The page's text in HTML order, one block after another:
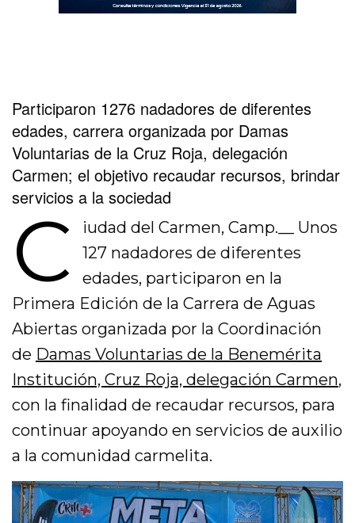
Participaron 1276 nadadores de diferentes
edades, carrera organizada por Damas
Voluntarias de la Cruz Roja, delegación
Carmen; el objetivo recaudar recursos, brindar
servicios a la sociedad
C
iudad del Carmen, Camp.__ Unos
127 nadadores de diferentes
edades, participaron en la
Primera Edición de la Carrera de Aguas
Abiertas organizada por la Coordinación
de Damas Voluntarias de la Benemérita
Institución, Cruz Roja, delegación Carmen,
con la finalidad de recaudar recursos, para
continuar apoyando en servicios de auxilio
a la comunidad carmelita.